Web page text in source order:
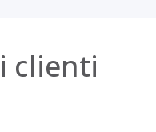
clienti